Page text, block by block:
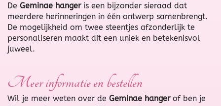
De Geminae hangeris een bijzonder sieraad dat
meerdere herinneringen in één ontwerp samenbrengt.
De mogelijkheid om twee steentjes afzonderlijk te
personaliseren maakt dit een uniek en betekenisvol
juweel.
Meer informatie en bestellen
Wil je meer weten over de Geminae hangerof ben je